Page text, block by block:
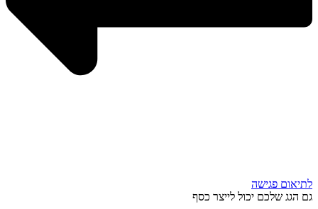
לתיאום פגישה
גם הגג שלכם יכול לייצר כסף